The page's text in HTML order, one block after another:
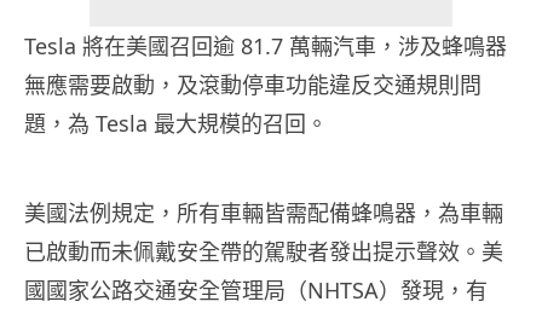
Tesla 將在美國召回逾 81.7 萬輛汽車，涉及蜂鳴器
無應需要啟動，及滾動停車功能違反交通規則問
題，為 Tesla 最大規模的召回。
美國法例規定，所有車輛皆需配備蜂鳴器，為車輛
已啟動而未佩戴安全帶的駕駛者發出提示聲效。美
國國家公路交通安全管理局（NHTSA）發現，有